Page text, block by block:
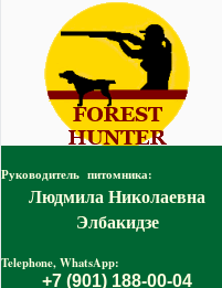
Руководитель питомника:
Людмила Николаевна
Элбакидзе
Telephone, WhatsApp:
+7 (901) 188-00-04